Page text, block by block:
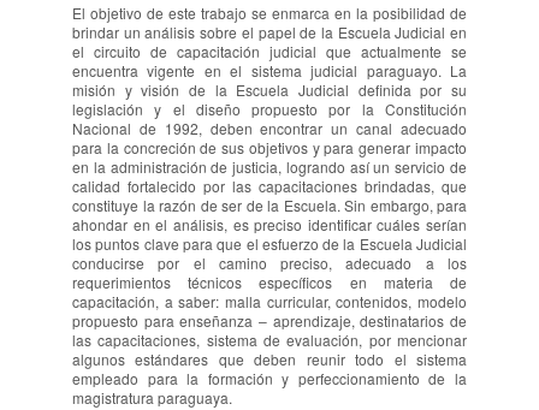
El objetivo de este trabajo se enmarca en la posibilidad de
brindar un análisis sobre el papel de la Escuela Judicial en
el circuito de capacitación judicial que actualmente se
encuentra vigente en el sistema judicial paraguayo. La
misión y visión de la Escuela Judicial definida por su
legislación y el diseño propuesto por la Constitución
Nacional de 1992, deben encontrar un canal adecuado
para la concreción de sus objetivos y para generar impacto
en la administración de justicia, logrando así un servicio de
calidad fortalecido por las capacitaciones brindadas, que
constituye la razón de ser de la Escuela. Sin embargo, para
ahondar en el análisis, es preciso identificar cuáles serían
los puntos clave para que el esfuerzo de la Escuela Judicial
conducirse por el camino preciso, adecuado a los
requerimientos técnicos específicos en materia de
capacitación, a saber: malla curricular, contenidos, modelo
propuesto para enseñanza – aprendizaje, destinatarios de
las capacitaciones, sistema de evaluación, por mencionar
algunos estándares que deben reunir todo el sistema
empleado para la formación y perfeccionamiento de la
magistratura paraguaya.